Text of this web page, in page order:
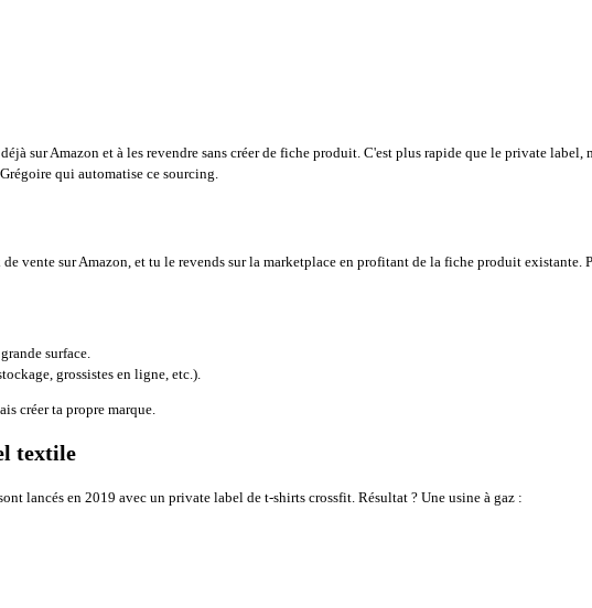
sur Amazon et à les revendre sans créer de fiche produit. C'est plus rapide que le private label,
qui automatise ce sourcing.
vente sur Amazon, et tu le revends sur la marketplace en profitant de la fiche produit existante.
surface.
grossistes en ligne, etc.).
créer ta propre marque.
textile
lancés en 2019 avec un private label de t-shirts crossfit. Résultat ? Une usine à gaz :